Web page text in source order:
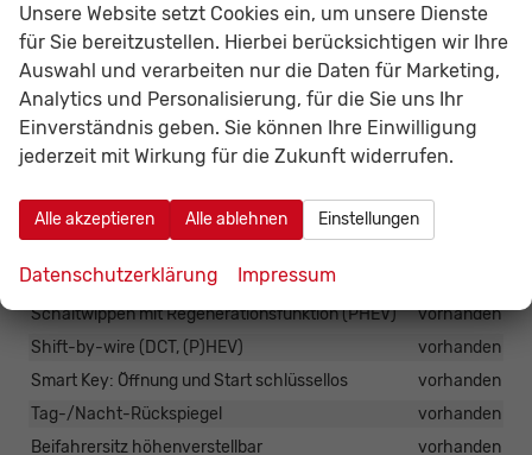
Bluetooth-handsfree-System
vorhanden
Sitzbelüftung vorne
vorhanden
Polsterung: Leder
vorhanden
Rücksitzbank teilumklappbar 40:20:40
vorhanden
Fahrersitz mit elektrisch verstellbarer Lordosenstütze
Fahrersitz mit Memoryfunktion
vorhanden
Schaltwippen . (PHEV)
Schaltwippen mit Regenerationsfunktion (PHEV)
vorhanden
Shift-by-wire (DCT, (P)HEV)
vorhanden
Smart Key: Öffnung und Start schlüssellos
vorhanden
Tag-/Nacht-Rückspiegel
vorhanden
Beifahrersitz höhenverstellbar
vorhanden
Unsere Website setzt Cookies ein, um unsere Dienste
für Sie bereitzustellen. Hierbei berücksichtigen wir Ihre
Auswahl und verarbeiten nur die Daten für Marketing,
Analytics und Personalisierung, für die Sie uns Ihr
Einverständnis geben. Sie können Ihre Einwilligung
jederzeit mit Wirkung für die Zukunft widerrufen.
Alle akzeptieren Alle ablehnen Einstellungen
Datenschutzerklärung Impressum